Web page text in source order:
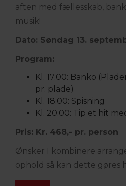
aften med fællesskab,
musik!
Dato: Søndag 13.
Program:
Kl. 17.00: Banko
pr. plade)
Kl. 18.00: Spisning
Kl. 20.00: Tip et hit
Pris: Kr. 468,- pr. person
Ønsker I kombinere
ophold så kan dette gøres